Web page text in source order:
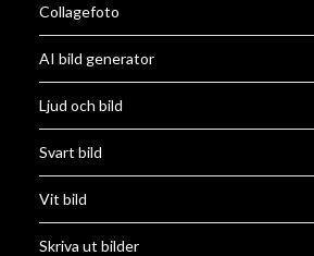
Collagefoto
AI bild generator
Ljud och bild
Svart bild
Vit bild
Skriva ut bilder